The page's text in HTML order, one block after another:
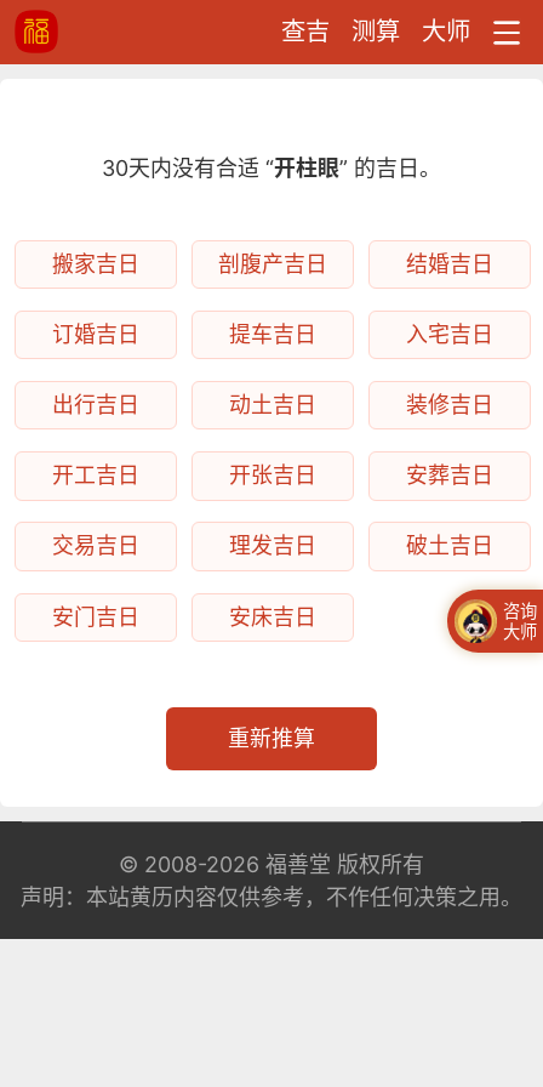
查吉 测算 大师
30天内没有合适 “开柱眼” 的吉日。
搬家吉日 剖腹产吉日 结婚吉日
订婚吉日 提车吉日 入宅吉日
出行吉日 动土吉日 装修吉日
开工吉日 开张吉日 安葬吉日
交易吉日 理发吉日 破土吉日
安门吉日 安床吉日
重新推算
© 2008-2026 福善堂 版权所有
声明：本站黄历内容仅供参考，不作任何决策之用。
咨询
大师